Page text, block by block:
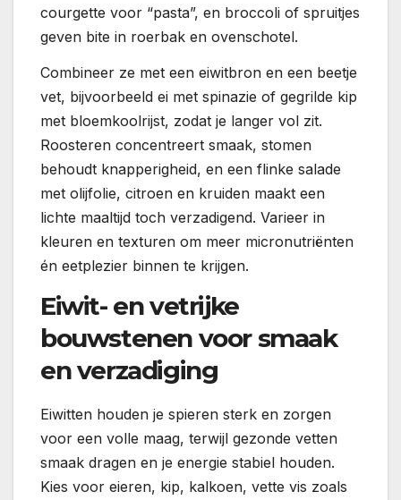
courgette voor “pasta”, en broccoli of spruitjes
geven bite in roerbak en ovenschotel.
Combineer ze met een eiwitbron en een beetje
vet, bijvoorbeeld ei met spinazie of gegrilde kip
met bloemkoolrijst, zodat je langer vol zit.
Roosteren concentreert smaak, stomen
behoudt knapperigheid, en een flinke salade
met olijfolie, citroen en kruiden maakt een
lichte maaltijd toch verzadigend. Varieer in
kleuren en texturen om meer micronutriënten
én eetplezier binnen te krijgen.
Eiwit- en vetrijke
bouwstenen voor smaak
en verzadiging
Eiwitten houden je spieren sterk en zorgen
voor een volle maag, terwijl gezonde vetten
smaak dragen en je energie stabiel houden.
Kies voor eieren, kip, kalkoen, vette vis zoals